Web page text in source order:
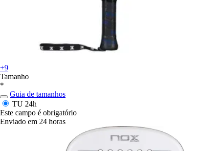
+9
Tamanho
*
Guia de tamanhos
TU 24h
Este campo é obrigatório
Enviado em 24 horas